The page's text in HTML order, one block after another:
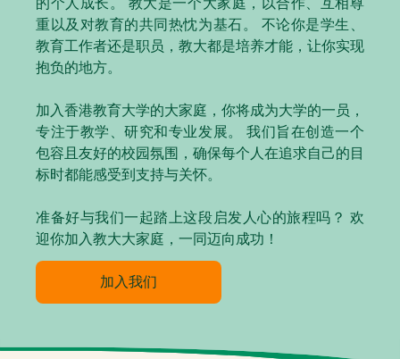
重以及对教育的共同热忱为基石。 不论你是学生、
教育工作者还是职员，教大都是培养才能，让你实现
抱负的地方。
加入香港教育大学的大家庭，你将成为大学的一员，
专注于教学、研究和专业发展。 我们旨在创造一个
包容且友好的校园氛围，确保每个人在追求自己的目
标时都能感受到支持与关怀。
准备好与我们一起踏上这段启发人心的旅程吗？ 欢
迎你加入教大大家庭，一同迈向成功！
加入我们